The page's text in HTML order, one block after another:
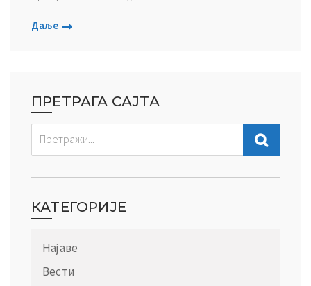
Даље
ПРЕТРАГА САЈТА
КАТЕГОРИЈЕ
Најаве
Вести